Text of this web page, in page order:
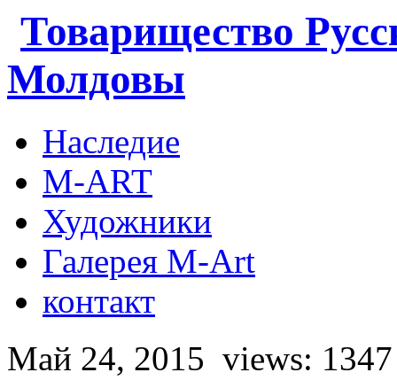
Товарищество
Молдовы
Наследие
M-ART
Художники
Галерея M-Art
контакт
Май 24, 2015 views: 1347